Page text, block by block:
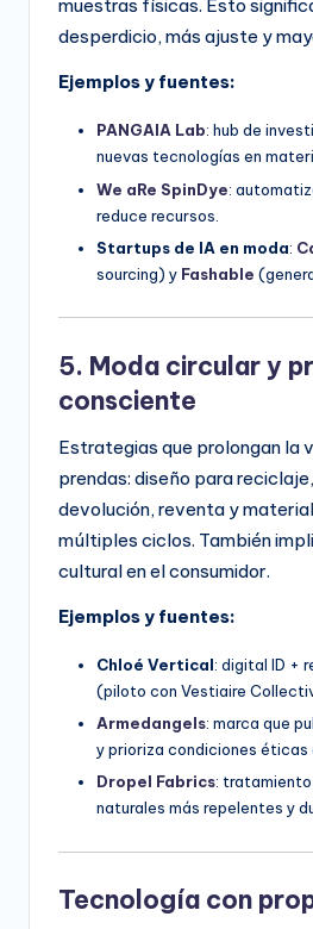
muestras físicas. Esto
desperdicio, más ajuste y
Ejemplos y fuentes:
PANGAIA Lab: hub de
nuevas tecnologías en
We aRe SpinDye:
reduce recursos.
Startups de IA en moda:
sourcing) y Fashable
5. Moda circular y
consciente
Estrategias que prolongan la
prendas: diseño para
devolución, reventa y
múltiples ciclos. También
cultural en el consumidor.
Ejemplos y fuentes:
Chloé Vertical: digital ID +
(piloto con Vestiaire
Armedangels: marca que
y prioriza condiciones éticas
Dropel Fabrics:
naturales más repelentes y
Tecnología con